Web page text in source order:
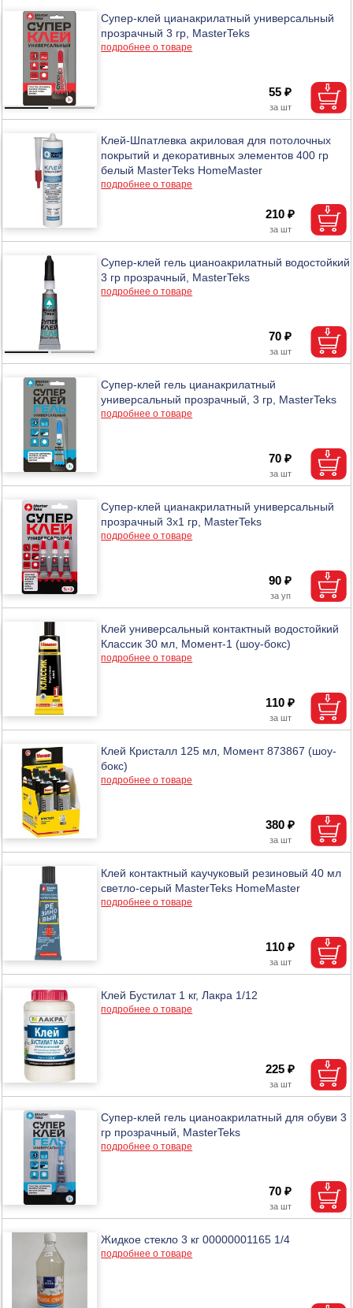
Супер-клей цианакрилатный универсальный
прозрачный 3 гр, MasterTeks
подробнее о товаре
55 ₽
Клей-Шпатлевка акриловая для потолочных
покрытий и декоративных элементов 400 гр
белый MasterTeks HomeMaster
подробнее о товаре
210 ₽
Супер-клей гель цианоакрилатный водостойкий
3 гр прозрачный, MasterTeks
подробнее о товаре
70 ₽
Супер-клей гель цианакрилатный
универсальный прозрачный, 3 гр, MasterTeks
подробнее о товаре
70 ₽
Супер-клей цианакрилатный универсальный
прозрачный 3х1 гр, MasterTeks
подробнее о товаре
90 ₽
Клей универсальный контактный водостойкий
Классик 30 мл, Момент-1 (шоу-бокс)
подробнее о товаре
110 ₽
Клей Кристалл 125 мл, Момент 873867 (шоу-
бокс)
подробнее о товаре
380 ₽
Клей контактный каучуковый резиновый 40 мл
светло-серый MasterTeks HomeMaster
подробнее о товаре
110 ₽
Клей Бустилат 1 кг, Лакра 1/12
подробнее о товаре
225 ₽
Супер-клей гель цианоакрилатный для обуви 3
гр прозрачный, MasterTeks
подробнее о товаре
70 ₽
Жидкое стекло 3 кг 00000001165 1/4
подробнее о товаре